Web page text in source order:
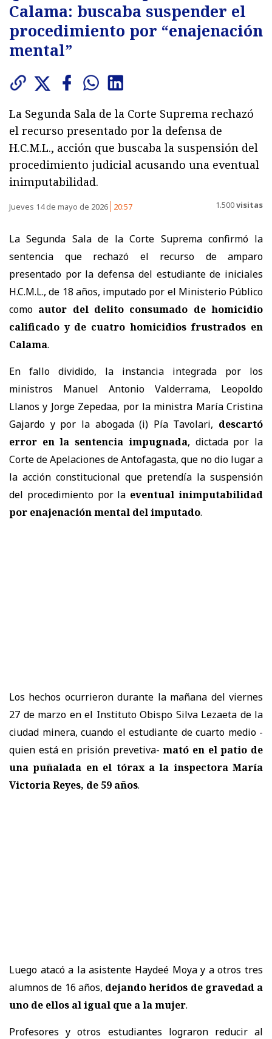
Calama: buscaba suspender el
procedimiento por “enajenación
mental”
La Segunda Sala de la Corte Suprema rechazó
el recurso presentado por la defensa de
H.C.M.L., acción que buscaba la suspensión del
procedimiento judicial acusando una eventual
inimputabilidad.
Jueves 14 de mayo de 2026 20:57 1.500visitas
La Segunda Sala de la Corte Suprema confirmó la
sentencia que rechazó el recurso de amparo
presentado por la defensa del estudiante de iniciales
H.C.M.L., de 18 años, imputado por el Ministerio Público
como autor del delito consumado de homicidio
calificado y de cuatro homicidios frustrados en
Calama.
En fallo dividido, la instancia integrada por los
ministros Manuel Antonio Valderrama, Leopoldo
Llanos y Jorge Zepedaa, por la ministra María Cristina
Gajardo y por la abogada (i) Pía Tavolari, descartó
error en la sentencia impugnada, dictada por la
Corte de Apelaciones de Antofagasta, que no dio lugar a
la acción constitucional que pretendía la suspensión
del procedimiento por la eventual inimputabilidad
por enajenación mental del imputado.
Los hechos ocurrieron durante la mañana del viernes
27 de marzo en el Instituto Obispo Silva Lezaeta de la
ciudad minera, cuando el estudiante de cuarto medio -
quien está en prisión prevetiva-mató en el patio de
una puñalada en el tórax a la inspectora María
Victoria Reyes, de 59 años.
Luego atacó a la asistente Haydeé Moya y a otros tres
alumnos de 16 años, dejando heridos de gravedad a
uno de ellos al igual que a la mujer.
Profesores y otros estudiantes lograron reducir al